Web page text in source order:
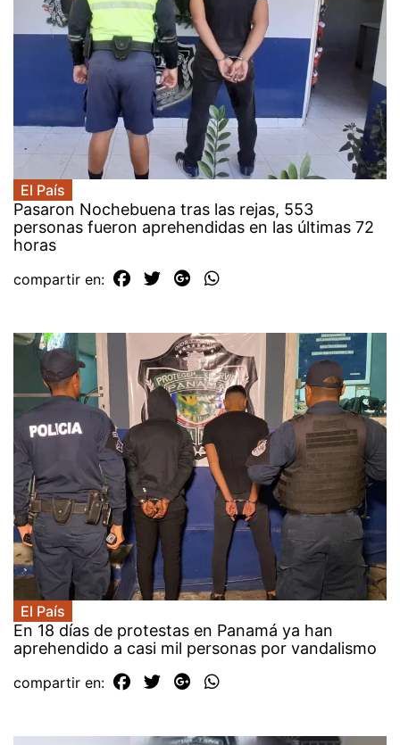
El País
Pasaron Nochebuena tras las rejas, 553
personas fueron aprehendidas en las últimas 72
horas
compartir en:
El País
En 18 días de protestas en Panamá ya han
aprehendido a casi mil personas por vandalismo
compartir en: